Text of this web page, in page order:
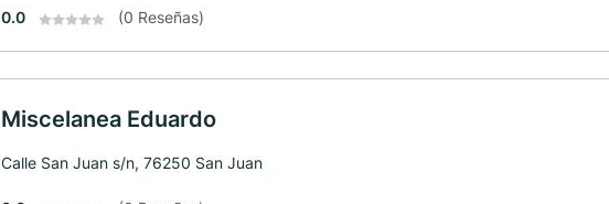
0.0 (0 Reseñas)
Miscelanea Eduardo
Calle San Juan s/n, 76250 San Juan